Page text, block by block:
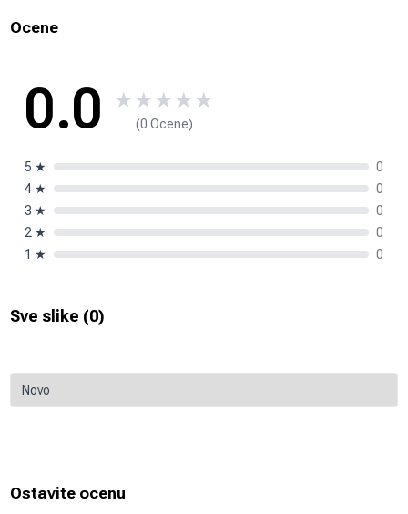
Ocene
0.0 ★★★★★
(0 Ocene)
5 ★
0
4 ★
0
3 ★
0
2 ★
0
1 ★ 0
Sve slike (0)
Ostavite ocenu